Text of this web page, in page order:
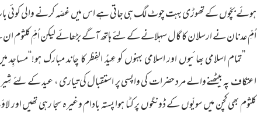
ہوئے بچّوں کے تھوڑی بہت چوٹ لگ ہی جاتی ہے اس میں غصّہ کرنے والی کوئی بات
اُمِّ عدنان نے ارسلان کا گال سہلانے کے لئے ہاتھ آگے بڑھائےلیکن اُمِّ کلثوم ان
’’تمام اسلامی بھائیوں اور اسلامی بہنوں کو عِیدُ الفِطْر کا چاند مبارک
اعتکاف پہ بیٹھنےوالے مرد حضرات کی واپسی پر استقبال کی تیاری ، عید کے لئے
کلثوم بھی کچن میں سویّوں کے ڈونگوں پر کٹا ہوا پستہ بادام وغیرہ سجا رہی تھیں